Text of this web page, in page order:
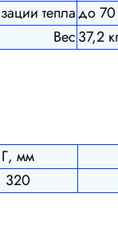
тепладо 70
Вес37,2
Г, мм
320